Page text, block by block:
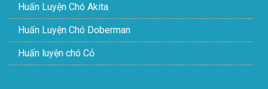
Huấn Luyện Chó Akita
Huấn Luyện Chó Doberman
Huấn luyện chó Cỏ